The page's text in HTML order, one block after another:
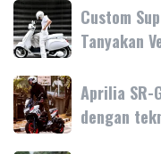
Custom
Super
white
Vespa
Primavera
Tanyakan
Vespa
Custom
Tanyakan
Aprilia
SR-
GT
Sport
Aprilia SR-
dengan